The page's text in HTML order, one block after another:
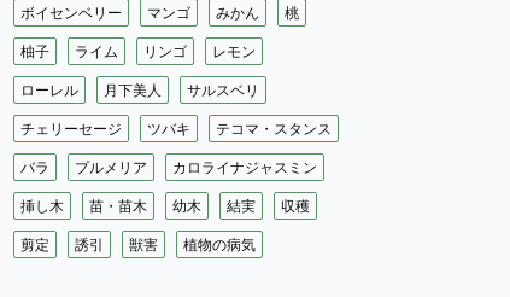
ボイセンベリー マンゴ みかん 桃
柚子 ライム リンゴ レモン
ローレル 月下美人 サルスベリ
チェリーセージ ツバキ テコマ・スタンス
バラ プルメリア カロライナジャスミン
挿し木 苗・苗木 幼木 結実 収穫
剪定 誘引 獣害 植物の病気